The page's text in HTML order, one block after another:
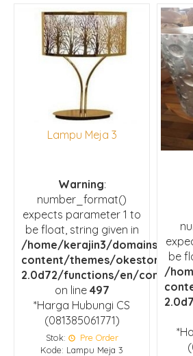
Lampu Meja 3
Warning:
number_format()
expects parameter 1 to
be float, string given in
/home/kerajin3/domains/
content/themes/okestore-
2.0d72/functions/en/
on line 497
*Harga Hubungi CS
(081385061771)
Stok:
Pre Order
Kode: Lampu Meja 3
be
/